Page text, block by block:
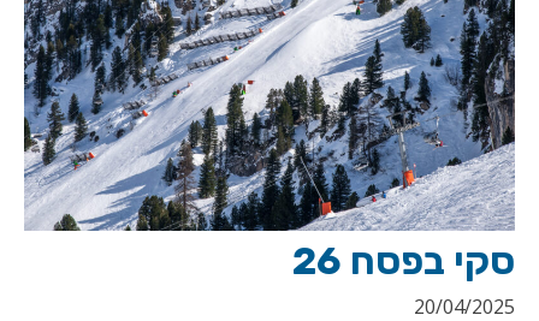
סקי בפסח 26
20/04/2025